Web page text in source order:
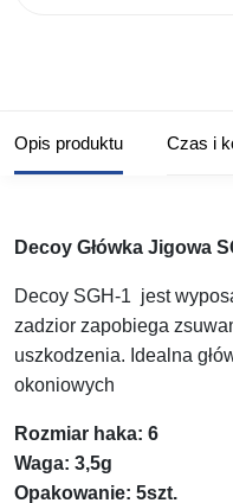
Opis produktu Czas i
Decoy Główka Jigowa
Decoy SGH-1 jest
zadzior zapobiega
uszkodzenia. Idealna
okoniowych
Rozmiar haka: 6
Waga: 3,5g
Opakowanie: 5szt.